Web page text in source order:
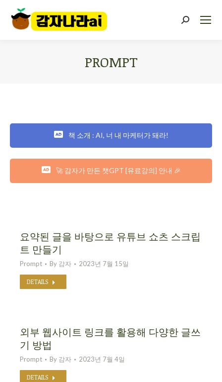
PROMPT
책 소개 : AI, 너 내 마케터가 돼라!
🚀 감자가 만든 챗GPT [유료강의] 안내 🎉
요약된 글을 바탕으로 유튜브 쇼츠 스크립
트 만들기
Prompt By 감자 2023년 7월 15일
DETAILS
외부 웹사이트 링크를 활용해 다양한 글쓰
기 방법
Prompt By 감자 2023년 7월 4일
DETAILS